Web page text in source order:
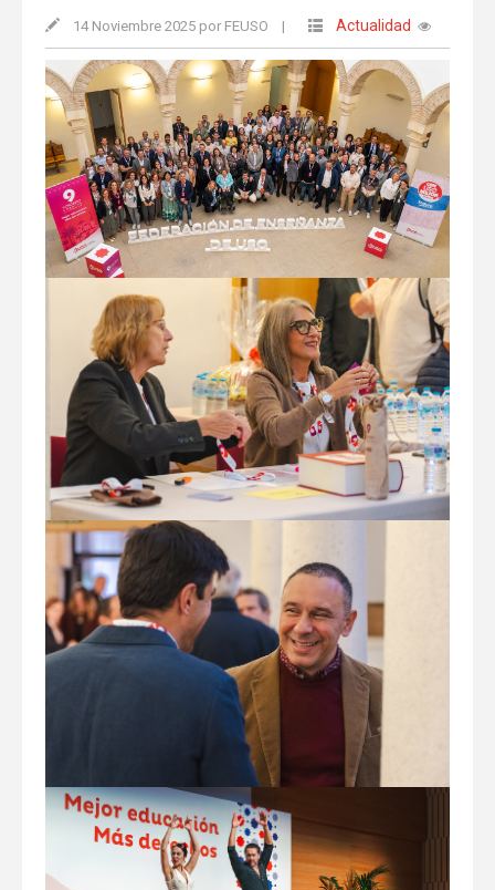
14 Noviembre 2025 por FEUSO | Actualidad